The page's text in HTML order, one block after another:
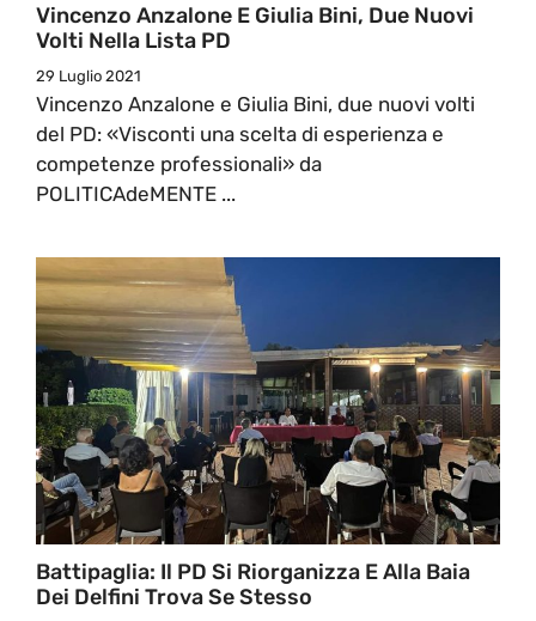
Vincenzo Anzalone E Giulia Bini, Due Nuovi
Volti Nella Lista PD
29 Luglio 2021
Vincenzo Anzalone e Giulia Bini, due nuovi volti
del PD: «Visconti una scelta di esperienza e
competenze professionali» da
POLITICAdeMENTE ...
Battipaglia: Il PD Si Riorganizza E Alla Baia
Dei Delfini Trova Se Stesso